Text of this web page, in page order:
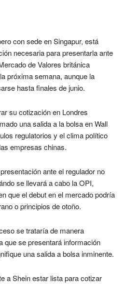
con sede en Singapur, está
necesaria para presentarla ante
de Valores británica
próxima semana, aunque la
hasta finales de junio.
su cotización en Londres
una salida a la bolsa en Wall
regulatorios y el clima político
empresas chinas.
ante el regulador no
se llevará a cabo la OPI,
que el debut en el mercado podría
o principios de otoño.
se trataría de manera
que se presentará información
una salida a bolsa inminente.
a Shein estar lista para cotizar